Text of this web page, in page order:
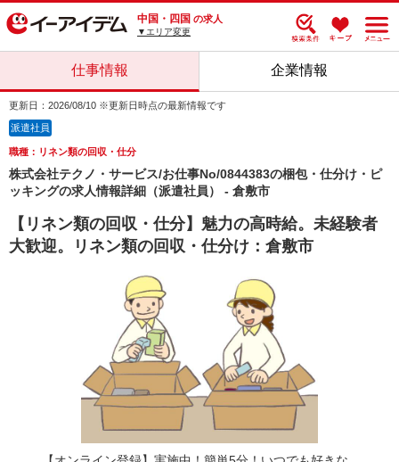
中国・四国 の求人
▼エリア変更
仕事情報 企業情報
更新日：2026/08/10 ※更新日時点の最新情報です
派遣社員
職種：リネン類の回収・仕分
株式会社テクノ・サービス/お仕事No/0844383の梱包・仕分け・ピ
ッキングの求人情報詳細（派遣社員） - 倉敷市
【リネン類の回収・仕分】魅力の高時給。未経験者
大歓迎。リネン類の回収・仕分け：倉敷市